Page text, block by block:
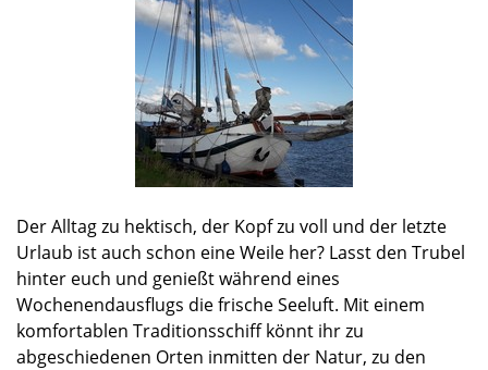
Der Alltag zu hektisch, der Kopf zu voll und der letzte
Urlaub ist auch schon eine Weile her? Lasst den Trubel
hinter euch und genießt während eines
Wochenendausflugs die frische Seeluft. Mit einem
komfortablen Traditionsschiff könnt ihr zu
abgeschiedenen Orten inmitten der Natur, zu den